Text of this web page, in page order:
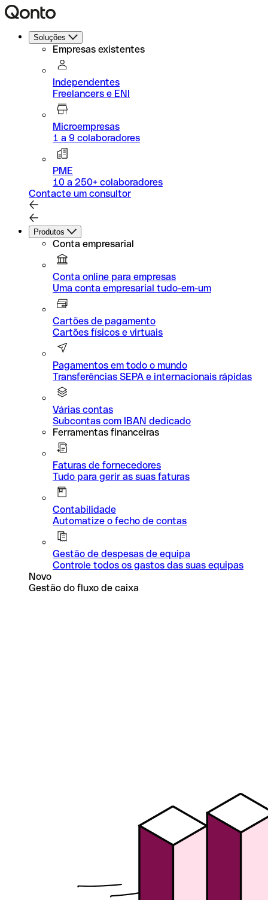
Soluções
Empresas existentes
Independentes
Freelancers e ENI
Microempresas
1 a 9 colaboradores
PME
10 a 250+ colaboradores
Contacte um consultor
Produtos
Conta empresarial
Conta online para empresas
Uma conta empresarial tudo-em-um
Cartões de pagamento
Cartões físicos e virtuais
Pagamentos em todo o mundo
Transferências SEPA e internacionais rápidas
Várias contas
Subcontas com IBAN dedicado
Ferramentas financeiras
Faturas de fornecedores
Tudo para gerir as suas faturas
Contabilidade
Automatize o fecho de contas
Gestão de despesas de equipa
Controle todos os gastos das suas equipas
Novo
Gestão do fluxo de caixa